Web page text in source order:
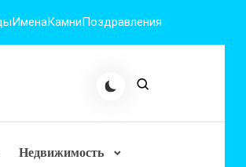
ИменаКамниПоздравления
Недвижимость